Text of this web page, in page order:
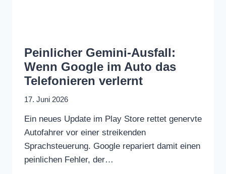
Peinlicher Gemini-Ausfall:
Wenn Google im Auto das
Telefonieren verlernt
17. Juni 2026
Ein neues Update im Play Store rettet genervte
Autofahrer vor einer streikenden
Sprachsteuerung. Google repariert damit einen
peinlichen Fehler, der…